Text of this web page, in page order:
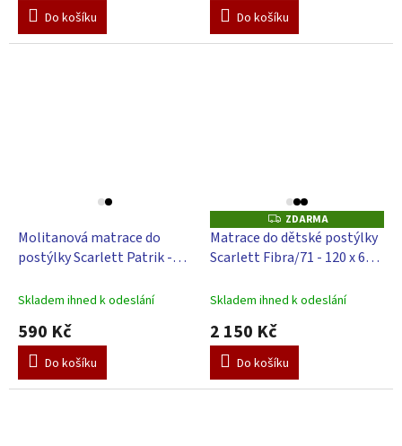
Do košíku Do košíku
Molitanová matrace do
postýlky Scarlett Patrik -
Skladem ihned k odeslání
590 Kč
Do košíku
Z
D
A
R
ZDARMA
Matrace do dětské postýlky
Scarlett Fibra/71 - 120 x 60 x
Skladem ihned k odeslání
2 150 Kč
Do košíku